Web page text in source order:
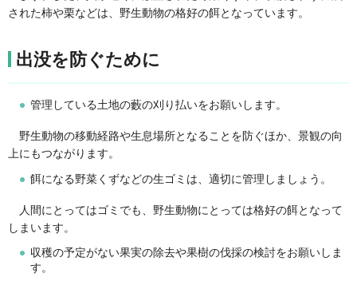
された柿や栗などは、野生動物の格好の餌となっています。
出没を防ぐために
管理している土地の藪の刈り払いをお願いします。
野生動物の移動経路や生息場所となることを防ぐほか、景観の向
上にもつながります。
餌になる野菜くずなどの生ゴミは、適切に管理しましょう。
人間にとってはゴミでも、野生動物にとっては格好の餌となって
しまいます。
収穫の予定がない果実の除去や果樹の伐採の検討をお願いしま
す。